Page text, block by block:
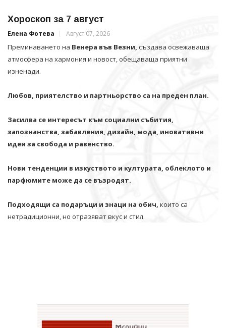
Хороскоп за 7 август
Елена Фотева Август 07, 2026
Преминаването на Венера във Везни, създава освежаваща
атмосфера на хармония и новост, обещаваща приятни
изненади.
Любов, приятелство и партньорство са на преден план.
Засилва се интересът към социални събития,
запознанства, забавления, дизайн, мода, иновативни
идеи за свобода и равенство.
Нови тенденции в изкуството и културата, облеклото и
парфюмите може да се възродят.
Подходящи са подаръци и знаци на обич, които са
нетрадиционни, но отразяват вкус и стил.